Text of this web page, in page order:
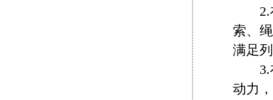
2.在
索、
满足
3.在
动力